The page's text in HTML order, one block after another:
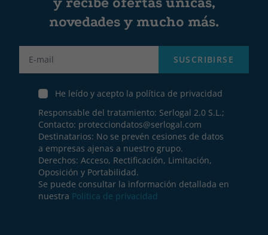
novedades y mucho más.
SUSCRIBIRSE
He leído y acepto la política de privacidad
Responsable del tratamiento: Serlogal 2.0 S.L.;
Contacto: protecciondatos@serlogal.com
Destinatarios: No se prevén cesiones de datos
a empresas ajenas a nuestro grupo.
Derechos: Acceso, Rectificación, Limitación,
Oposición y Portabilidad.
Se puede consultar la información detallada en
nuestra Política de privacidad